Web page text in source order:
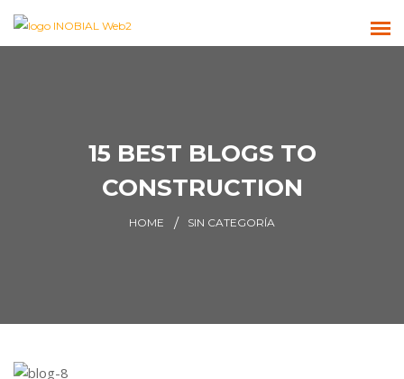
15 BEST BLOGS TO
CONSTRUCTION
HOME SIN CATEGORÍA